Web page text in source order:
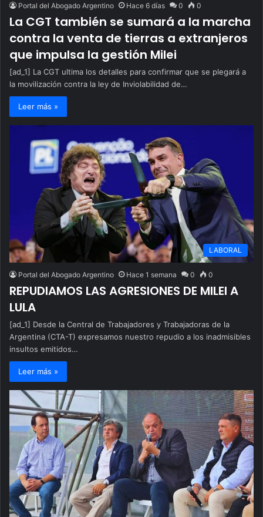
Portal del Abogado Argentino Hace 6 días 0 0
La CGT también se sumará a la marcha
contra la venta de tierras a extranjeros
que impulsa la gestión Milei
[ad_1] La CGT ultima los detalles para confirmar que se plegará a
la movilización contra la ley de Inviolabilidad de…
Leer más »
LABORAL
Portal del Abogado Argentino Hace 1 semana 0 0
REPUDIAMOS LAS AGRESIONES DE MILEI A
LULA
[ad_1] Desde la Central de Trabajadores y Trabajadoras de la
Argentina (CTA-T) expresamos nuestro repudio a los inadmisibles
insultos emitidos…
Leer más »